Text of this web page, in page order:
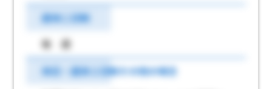
週休二日制
毎 週
休日・週休２日制その他の場合